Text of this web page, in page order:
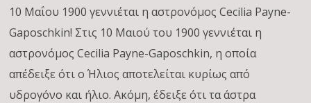
10 Μαΐου 1900 γεννιέται η αστρονόμος Cecilia Payne-
Gaposchkin! Στις 10 Μαιού του 1900 γεννιέται η
αστρονόμος Cecilia Payne-Gaposchkin, η οποία
απέδειξε ότι ο Ήλιος αποτελείται κυρίως από
υδρογόνο και ήλιο. Ακόμη, έδειξε ότι τα άστρα